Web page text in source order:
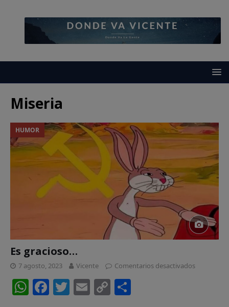
Miseria
HUMOR
Es gracioso…
7 agosto, 2023 Vicente Comentarios desactivados
W F T E C